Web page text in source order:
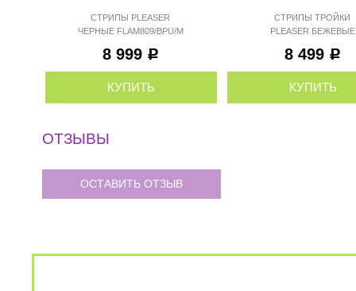
СТРИПЫ PLEASER
ЧЕРНЫЕ FLAM809/BPU/M
8 999 Р
КУПИТЬ
СТРИПЫ ТРОЙКИ
PLEASER БЕЖЕВЫЕ
8 499 Р
КУПИТЬ
ОТЗЫВЫ
ОСТАВИТЬ ОТЗЫВ